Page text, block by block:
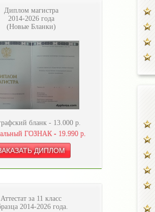
Диплом магистра
2014-2026 года
(Новые Бланки)
бланк - 13.000р.
ГОЗНАК - 19.990 р.
Аттестат за 11 класс
2014-2026 года.